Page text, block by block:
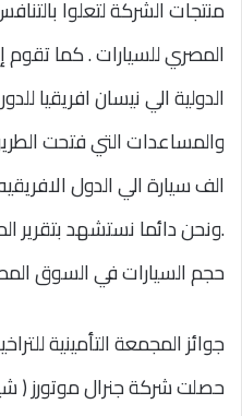
منتجات الشركة لتعلوا
المصري للسيارات . كما تقوم
الدولية الي نيسان افريقيا
الف سيارة الي الدول
.ونحن دائما نستشهد بتقرير
حجم السيارات في السوق
جوائز المجمعة التأمينية
حصلت شركة جنرال موتورز (